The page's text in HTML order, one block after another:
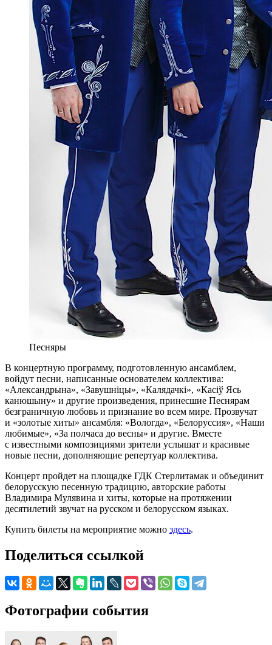
Песняры
В концертную программу, подготовленную ансамблем,
войдут песни, написанные основателем коллектива:
«Александрына», «Завушнiцы», «Калядачкi», «Касiў Ясь
канюшыну» и другие произведения, принесшие Песнярам
безграничную любовь и признание во всем мире. Прозвучат
и «золотые хиты» ансамбля: «Вологда», «Белоруссия», «Наши
любимые», «За полчаса до весны» и другие. Вместе
с известными композициями зрители услышат и красивые
новые песни, дополняющие репертуар коллектива.
Концерт пройдет на площадке ГДК Стерлитамак и объединит
белорусскую песенную традицию, авторские работы
Владимира Мулявина и хиты, которые на протяжении
десятилетий звучат на русском и белорусском языках.
Купить билеты на мероприятие можно здесь.
Поделиться ссылкой
Фотографии события